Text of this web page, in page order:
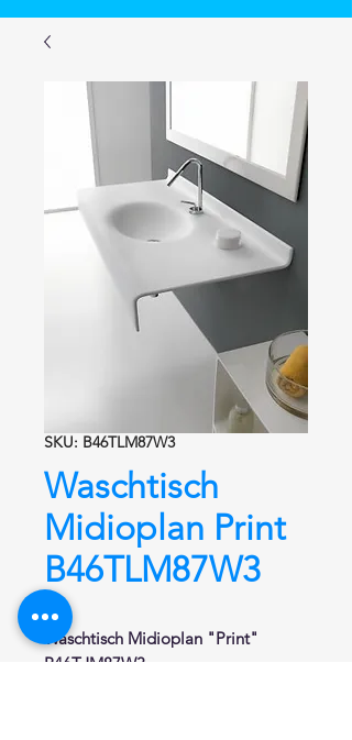
SKU: B46TLM87W3
Waschtisch
Midioplan Print
B46TLM87W3
Waschtisch Midioplan "Print"
B46TJM87W3